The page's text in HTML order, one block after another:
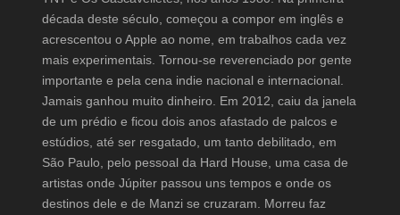
década deste século, começou a compor em inglês e
acrescentou o Apple ao nome, em trabalhos cada vez
mais experimentais. Tornou-se reverenciado por gente
importante e pela cena indie nacional e internacional.
Jamais ganhou muito dinheiro. Em 2012, caiu da janela
de um prédio e ficou dois anos afastado de palcos e
estúdios, até ser resgatado, um tanto debilitado, em
São Paulo, pelo pessoal da Hard House, uma casa de
artistas onde Júpiter passou uns tempos e onde os
destinos dele e de Manzi se cruzaram. Morreu faz